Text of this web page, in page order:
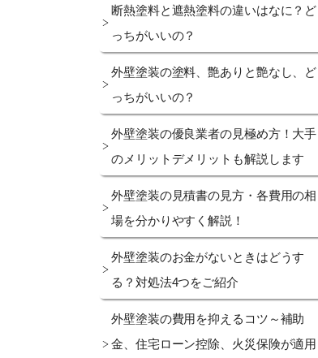
断熱塗料と遮熱塗料の違いはなに？ど
っちがいいの？
外壁塗装の塗料、艶ありと艶なし、ど
っちがいいの？
外壁塗装の優良業者の見極め方！大手
のメリットデメリットも解説します
外壁塗装の見積書の見方・各費用の相
場を分かりやすく解説！
外壁塗装のお金がないときはどうす
る？対処法4つをご紹介
外壁塗装の費用を抑えるコツ～補助
金、住宅ローン控除、火災保険が適用